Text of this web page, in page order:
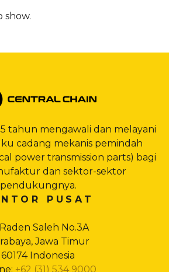
show.
tahun mengawali dan melayani
cadang mekanis pemindah
power transmission parts) bagi
dan sektor-sektor
pendukungnya.
PUSAT
Saleh No.3A
Jawa Timur
60174 Indonesia
+62 (31) 534 9000